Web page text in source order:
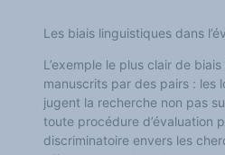
Les biais linguistiques dans
L’exemple le plus clair de
manuscrits par des pairs : les
jugent la recherche non pas
toute procédure d’évaluation
discriminatoire envers les